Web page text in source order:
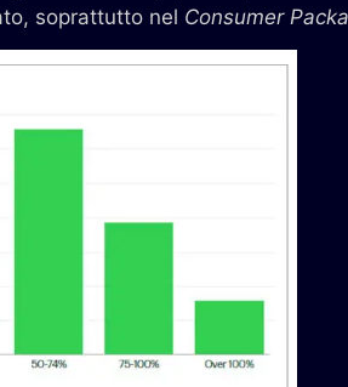
soprattutto nel Consumer